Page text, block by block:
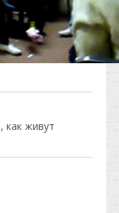
как живут